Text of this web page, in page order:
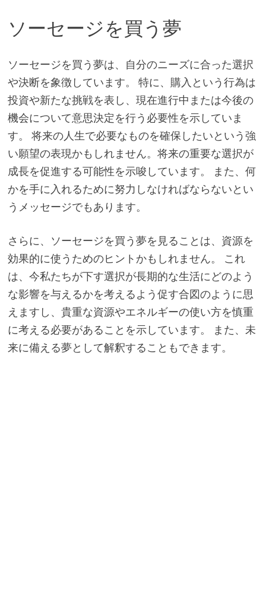
ソーセージを買う夢
ソーセージを買う夢は、自分のニーズに合った選択
や決断を象徴しています。 特に、購入という行為は
投資や新たな挑戦を表し、現在進行中または今後の
機会について意思決定を行う必要性を示していま
す。 将来の人生で必要なものを確保したいという強
い願望の表現かもしれません。将来の重要な選択が
成長を促進する可能性を示唆しています。 また、何
かを手に入れるために努力しなければならないとい
うメッセージでもあります。
さらに、ソーセージを買う夢を見ることは、資源を
効果的に使うためのヒントかもしれません。 これ
は、今私たちが下す選択が長期的な生活にどのよう
な影響を与えるかを考えるよう促す合図のように思
えますし、貴重な資源やエネルギーの使い方を慎重
に考える必要があることを示しています。 また、未
来に備える夢として解釈することもできます。